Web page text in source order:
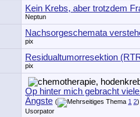
Kein Krebs, aber trotzdem
Neptun
Nachsorgeschemata
pix
Residualtumorresektion
pix
Op hinter mich gebracht
Ängste ( 1 2)
Usorpator